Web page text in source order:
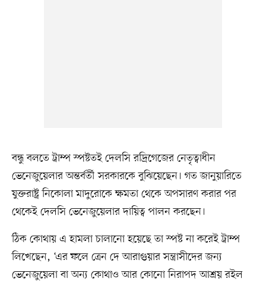
বন্ধু বলতে ট্রাম্প স্পষ্টতই দেলসি রদ্রিগেজের নেতৃত্বাধীন
ভেনেজুয়েলার অন্তর্বর্তী সরকারকে বুঝিয়েছেন। গত জানুয়ারিতে
যুক্তরাষ্ট্র নিকোলা মাদুরোকে ক্ষমতা থেকে অপসারণ করার পর
থেকেই দেলসি ভেনেজুয়েলার দায়িত্ব পালন করছেন।
ঠিক কোথায় এ হামলা চালানো হয়েছে তা স্পষ্ট না করেই ট্রাম্প
লিখেছেন, ‘এর ফলে ত্রেন দে আরাগুয়ার সন্ত্রাসীদের জন্য
ভেনেজুয়েলা বা অন্য কোথাও আর কোনো নিরাপদ আশ্রয় রইল